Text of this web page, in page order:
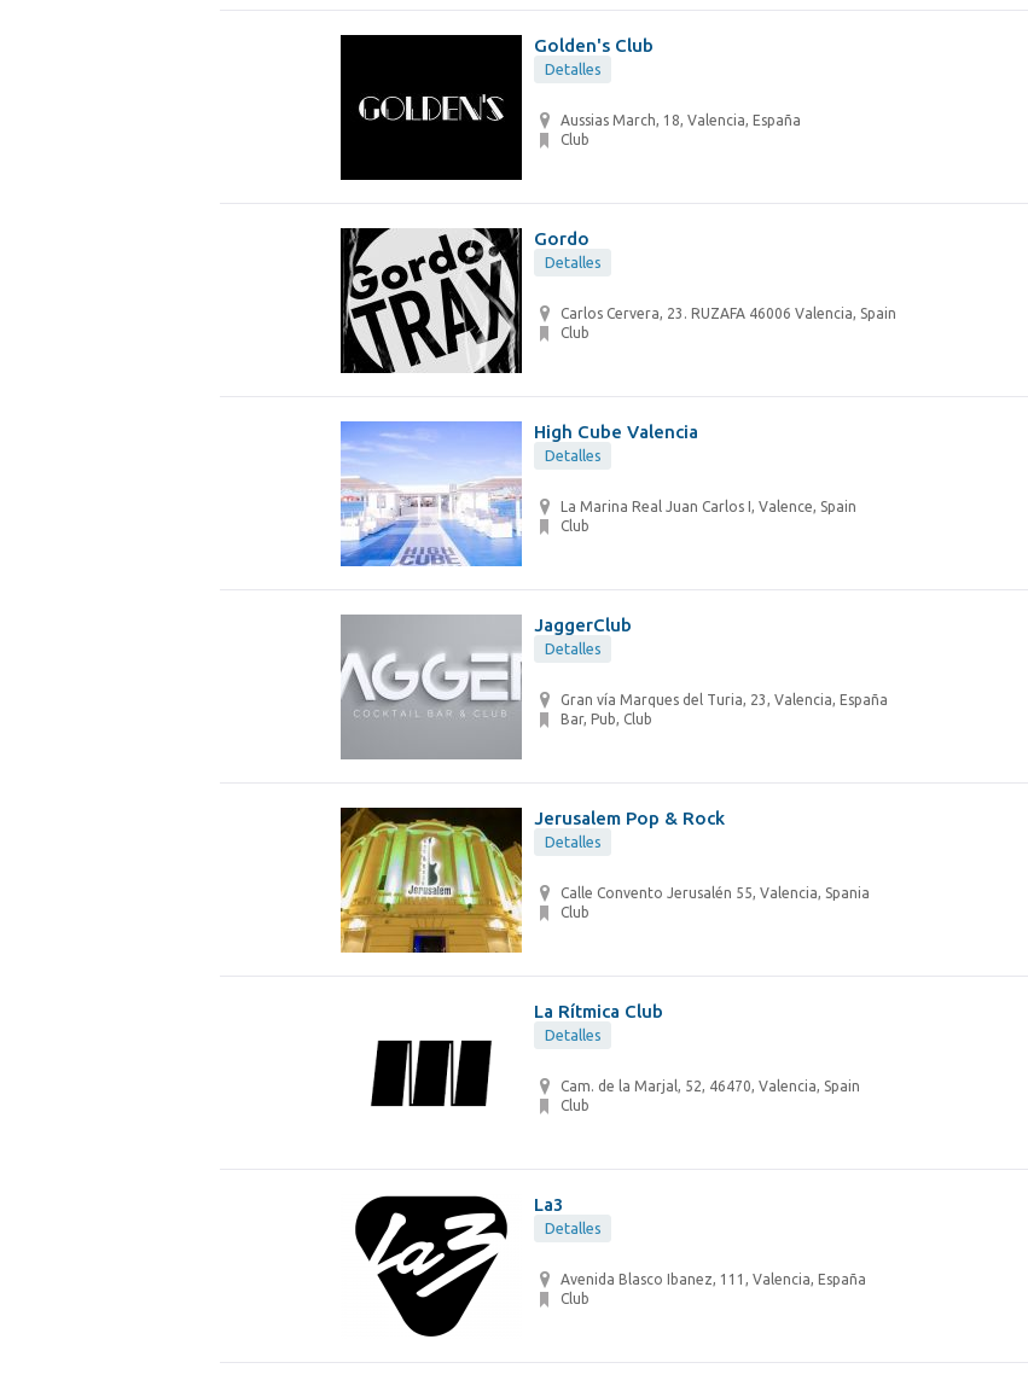
Golden's Club
Detalles
Aussias March, 18, Valencia, España
Club
Gordo
Detalles
Carlos Cervera, 23. RUZAFA 46006 Valencia, Spain
Club
High Cube Valencia
Detalles
La Marina Real Juan Carlos I, Valence, Spain
Club
JaggerClub
Detalles
Gran vía Marques del Turia, 23, Valencia, España
Bar, Pub, Club
Jerusalem Pop & Rock
Detalles
Calle Convento Jerusalén 55, Valencia, Spania
Club
La Rítmica Club
Detalles
Cam. de la Marjal, 52, 46470, Valencia, Spain
Club
La3
Detalles
Avenida Blasco Ibanez, 111, Valencia, España
Club